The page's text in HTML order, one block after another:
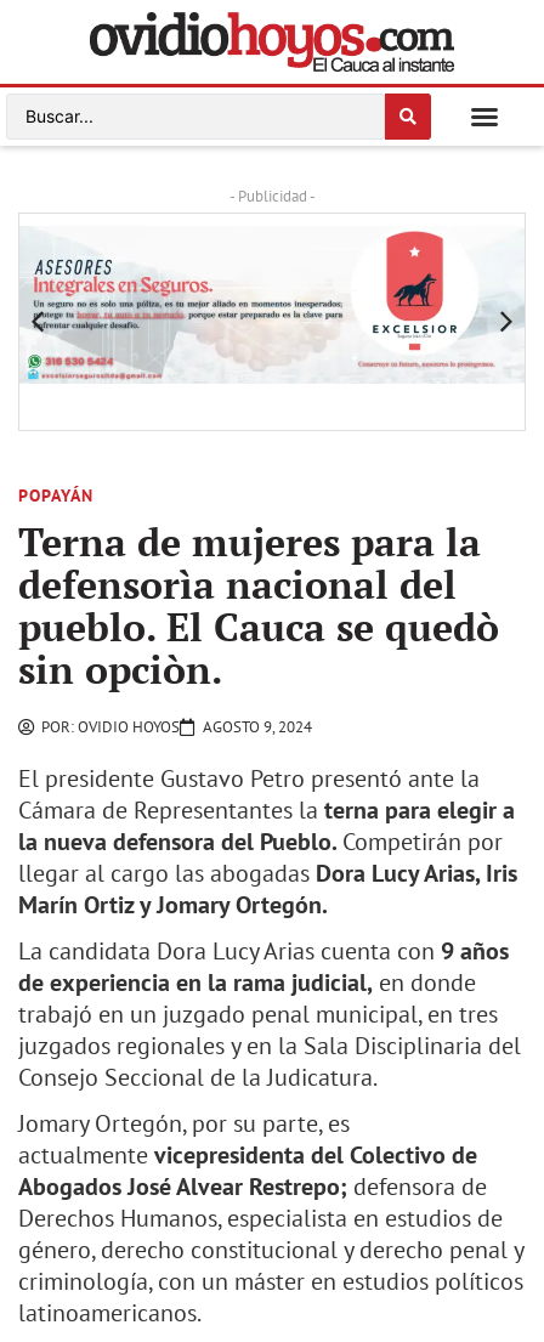
- Publicidad -
POPAYÁN
Terna de mujeres para la
defensorìa nacional del
pueblo. El Cauca se quedò
sin opciòn.
POR:OVIDIO HOYOS AGOSTO 9, 2024
El presidente Gustavo Petro presentó ante la
Cámara de Representantes la terna para elegir a
la nueva defensora del Pueblo. Competirán por
llegar al cargo las abogadas Dora Lucy Arias, Iris
Marín Ortiz y Jomary Ortegón.
La candidata Dora Lucy Arias cuenta con 9 años
de experiencia en la rama judicial, en donde
trabajó en un juzgado penal municipal, en tres
juzgados regionales y en la Sala Disciplinaria del
Consejo Seccional de la Judicatura.
Jomary Ortegón, por su parte, es
actualmentevicepresidenta del Colectivo de
Abogados José Alvear Restrepo; defensora de
Derechos Humanos, especialista en estudios de
género, derecho constitucional y derecho penal y
criminología, con un máster en estudios políticos
latinoamericanos.